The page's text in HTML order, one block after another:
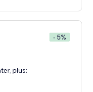
- 5%
plus: